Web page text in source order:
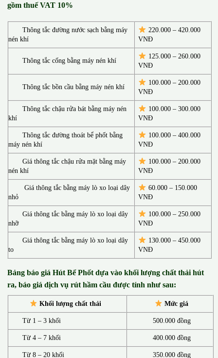
gồm thuế VAT 10%
Thông tắc đường nước sạch bằng máy
nén khí
220.000 – 420.000
VNĐ
Thông tắc cống bằng máy nén khí
125.000 – 260.000
VNĐ
Thông tắc bồn cầu bằng máy nén khí
100.000 – 200.000
VNĐ
Thông tắc chậu rửa bát bằng máy nén
khí
100.000 – 300.000
VNĐ
Thông tắc đường thoát bể phốt bằng
máy nén khí
100.000 – 400.000
VNĐ
Giá thông tắc chậu rửa mặt bằng máy
nén khí
100.000 – 200.000
VNĐ
Giá thông tắc bằng máy lò xo loại dây
nhỏ
60.000 – 150.000
VNĐ
Giá thông tắc bằng máy lò xo loại dây
nhỡ
100.000 – 250.000
VNĐ
Giá thông tắc bằng máy lò xo loại dây
to
130.000 –450.000
VNĐ
Bảng báo giá Hút Bể Phốt dựa vào khối lượng chất thải hút
ra, báo giá dịch vụ rút hầm cầu được tính như sau:
Khối lượng chất thải Mức giá
Từ 1 – 3 khối 500.000 đồng
Từ 4 – 7 khối 400.000 đồng
Từ 8 – 20 khối 350.000 đồng